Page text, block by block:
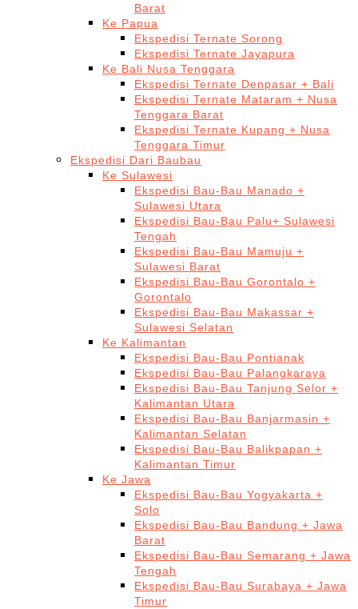
Barat
Ke Papua
Ekspedisi Ternate Sorong
Ekspedisi Ternate Jayapura
Ke Bali Nusa Tenggara
Ekspedisi Ternate Denpasar + Bali
Ekspedisi Ternate Mataram + Nusa
Tenggara Barat
Ekspedisi Ternate Kupang + Nusa
Tenggara Timur
Ekspedisi Dari Baubau
Ke Sulawesi
Ekspedisi Bau-Bau Manado +
Sulawesi Utara
Ekspedisi Bau-Bau Palu+ Sulawesi
Tengah
Ekspedisi Bau-Bau Mamuju +
Sulawesi Barat
Ekspedisi Bau-Bau Gorontalo +
Gorontalo
Ekspedisi Bau-Bau Makassar +
Sulawesi Selatan
Ke Kalimantan
Ekspedisi Bau-Bau Pontianak
Ekspedisi Bau-Bau Palangkaraya
Ekspedisi Bau-Bau Tanjung Selor +
Kalimantan Utara
Ekspedisi Bau-Bau Banjarmasin +
Kalimantan Selatan
Ekspedisi Bau-Bau Balikpapan +
Kalimantan Timur
Ke Jawa
Ekspedisi Bau-Bau Yogyakarta +
Solo
Ekspedisi Bau-Bau Bandung + Jawa
Barat
Ekspedisi Bau-Bau Semarang + Jawa
Tengah
Ekspedisi Bau-Bau Surabaya + Jawa
Timur